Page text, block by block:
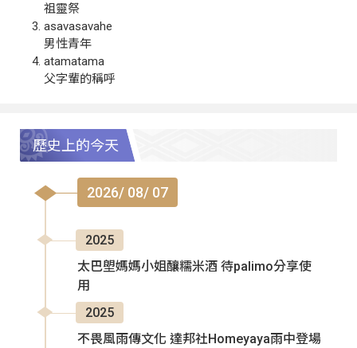
祖靈祭
asavasavahe
男性青年
atamatama
父字輩的稱呼
歷史上的今天
2026/ 08/ 07
2025
太巴塱媽媽小姐釀糯米酒 待palimo分享使
用
2025
不畏風雨傳文化 達邦社Homeyaya雨中登場